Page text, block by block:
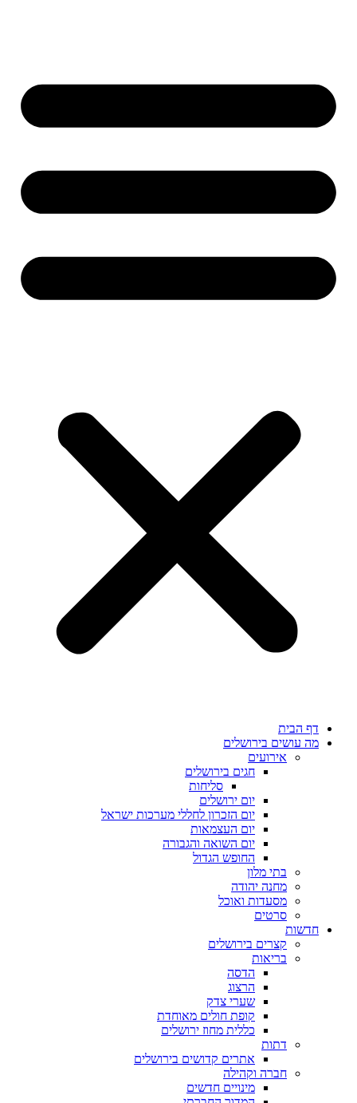
דף הבית
מה עושים בירושלים
אירועים
חגים בירושלים
סליחות
יום ירושלים
יום הזכרון לחללי מערכות ישראל
יום העצמאות
יום השואה והגבורה
החופש הגדול
בתי מלון
מחנה יהודה
מסעדות ואוכל
סרטים
חדשות
קצרים בירושלים
בריאות
הדסה
הרצוג
שערי צדק
קופת חולים מאוחדת
כללית מחוז ירושלים
דתות
אתרים קדושים בירושלים
חברה וקהילה
מינויים חדשים